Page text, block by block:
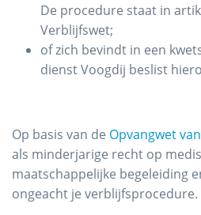
De procedure staat in
Verblijfswet;
of zich bevindt in een
dienst Voogdij beslist
Op basis van de Opvangwet
als minderjarige recht op
maatschappelijke begeleiding
ongeacht je verblijfsprocedure.